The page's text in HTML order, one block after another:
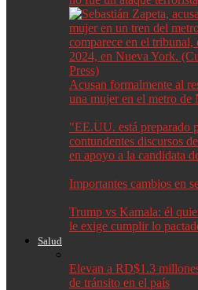
Acusan formalmente al
una mujer en el metro de
"EE.UU. está preparado
contundentes discursos
en apoyo a la candidata
Importantes cambios en
Trump vs Kamala: él
le exige cumplir lo
Salud
Elevan a RD$1.3
de tránsito en el país